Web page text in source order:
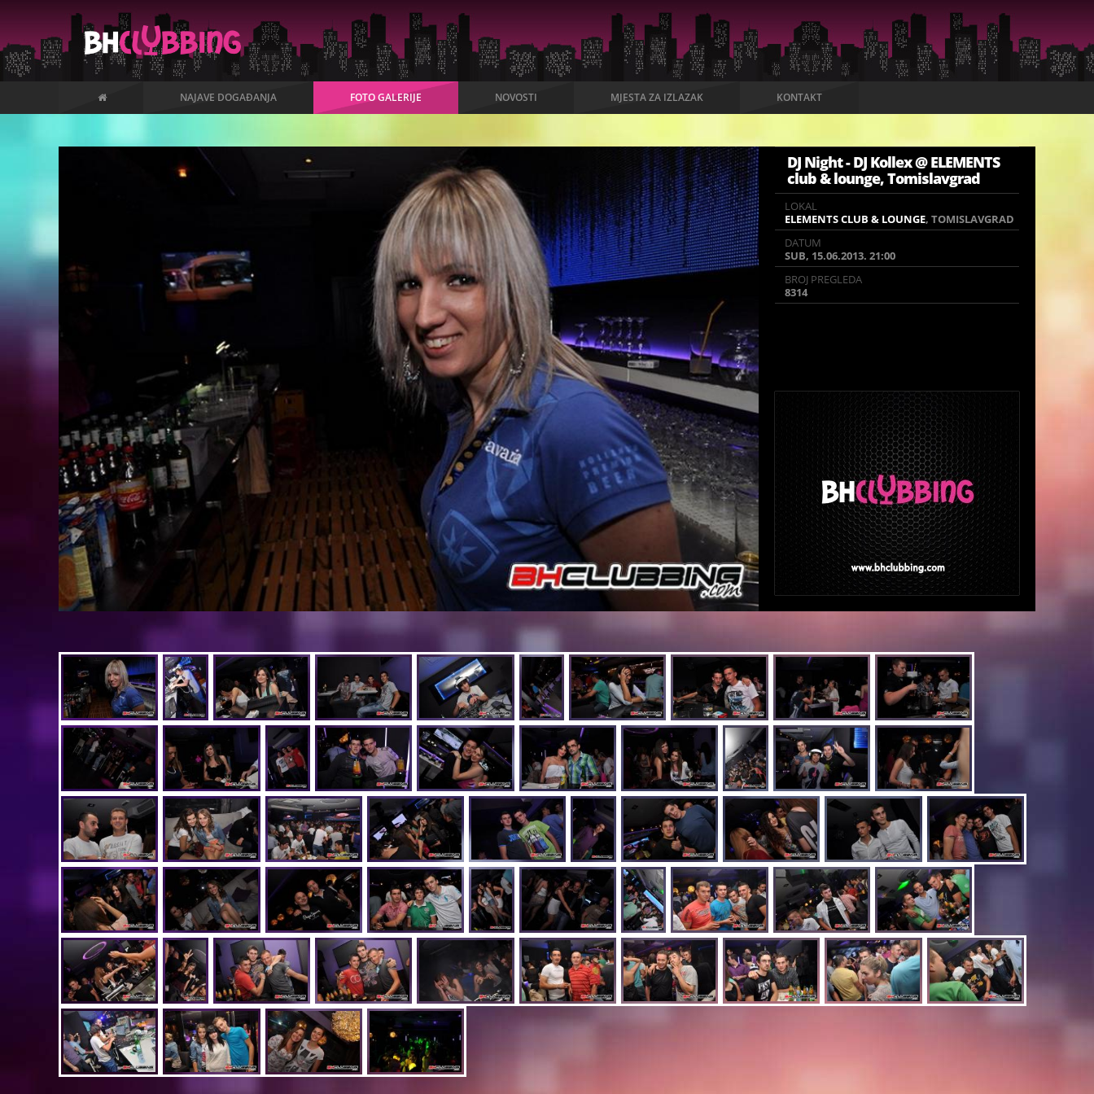
NAJAVE DOGAĐANJA FOTO GALERIJE NOVOSTI MJESTA ZA IZLAZAK KONTAKT
DJ Night - DJ Kollex @ ELEMENTS
club & lounge, Tomislavgrad
LOKAL
ELEMENTS CLUB & LOUNGE, TOMISLAVGRAD
DATUM
SUB, 15.06.2013. 21:00
BROJ PREGLEDA
8314
Pozivamo vas da i ovu subotu rezervirate za
vrhunsku zabavu u Elements clubu.
SUBOTA 15.06.2013. s početkom u 21:00 sat.
Vidimo se,
Vaš Elements club & lounge...
LOKAL
ELEMENTS CLUB & LOUNGE, TOMISLAVGRAD
DATUM
SUB, 15.06.2013. 21:00
BROJ PREGLEDA
8314